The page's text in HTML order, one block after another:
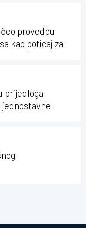
provedbu
kao poticaj za
prijedloga